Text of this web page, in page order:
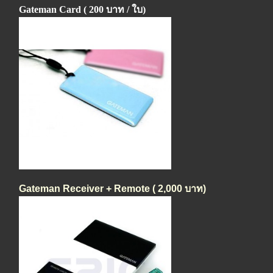
Gateman Card ( 200 บาท /ใบ)
Gateman Receiver + Remote ( 2,000 บาท)